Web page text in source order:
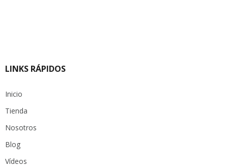
LINKS RÁPIDOS
Inicio
Tienda
Nosotros
Blog
Vídeos